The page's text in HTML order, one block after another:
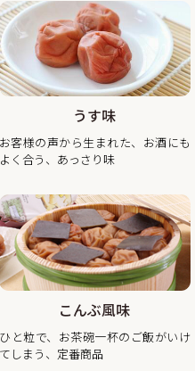
販売！
申し上げます。
え、皆さまへの感謝の気
念キャンペーン】紀州南
・税込1,200円で販売させ
品のくずれ梅をぜひこの
知らせ
申し上げます。
いただきます。
何卒ご理解とご協力を賜
。
の注文分は2026年1月6日
うす味
お客様の声から生まれた、お酒にも
よく合う、あっさり味
こんぶ風味
ひと粒で、お茶碗一杯のご飯がいけ
てしまう、定番商品